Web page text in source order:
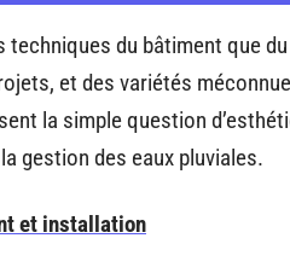
du bâtiment que
et des variétés
la simple question
gestion des eaux pluviales.
et installation